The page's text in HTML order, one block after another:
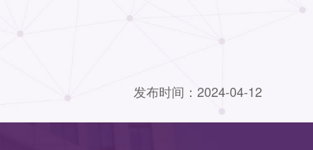
发布时间： 2024-04-12